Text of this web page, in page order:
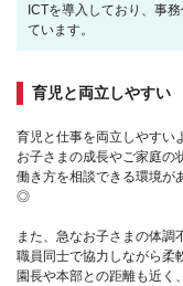
ICTを導入しており、事
ています。
育児と両立しやすい
育児と仕事を両立しやすい
お子さまの成長やご家庭の
働き方を相談できる環境が
◎
また、急なお子さまの体調
職員同士で協力しながら柔
園長や本部との距離も近く、